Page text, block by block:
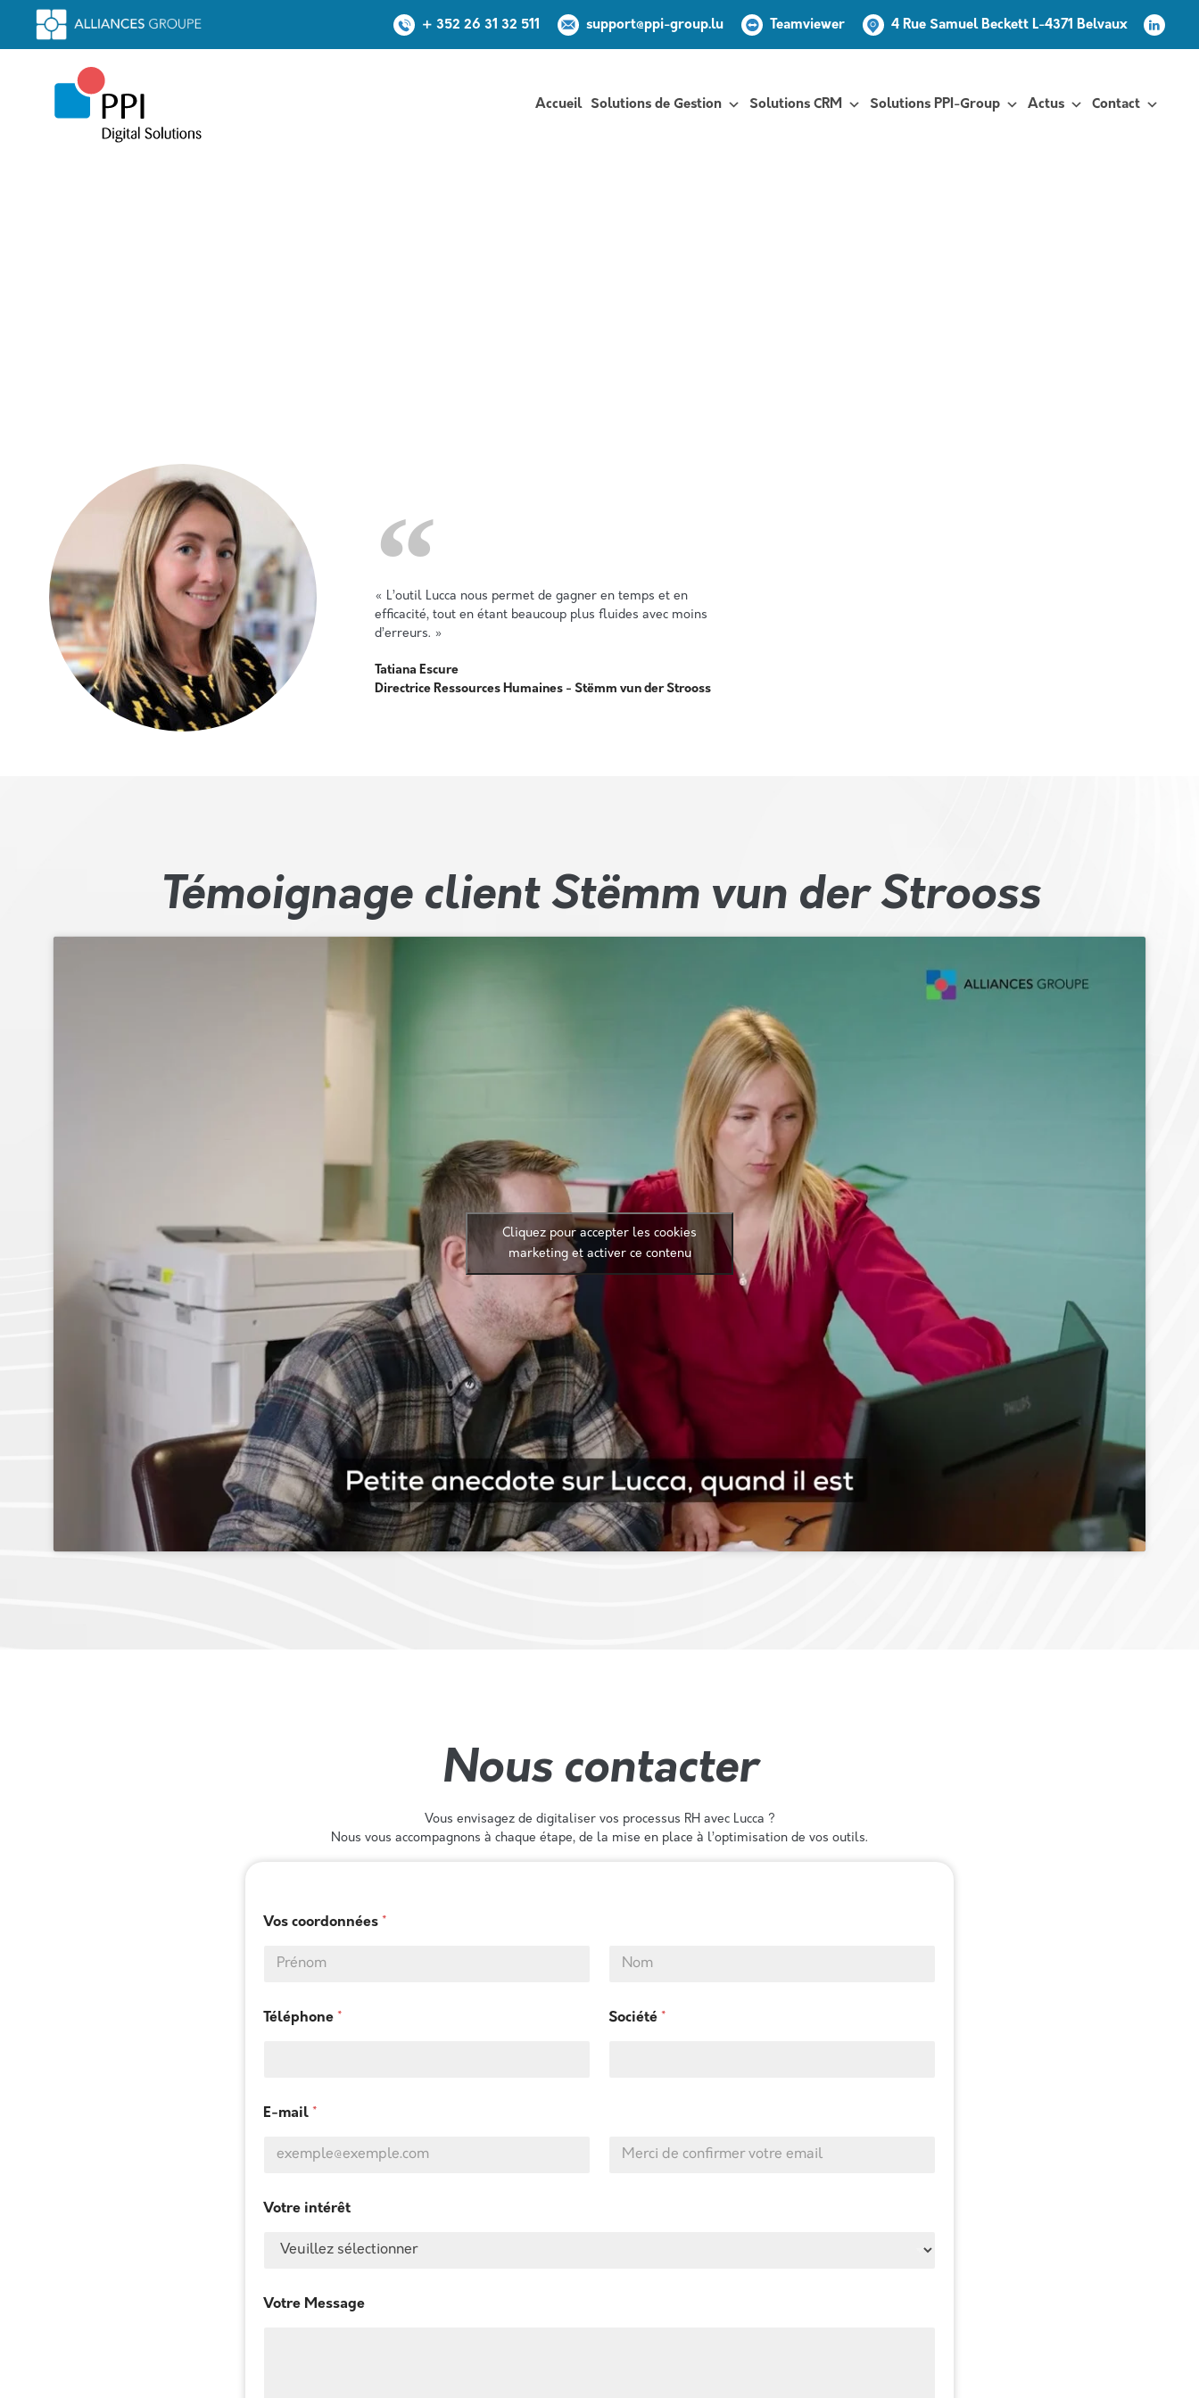
+ 352 26 31 32 511 support@ppi-group.lu Teamviewer 4 Rue Samuel Beckett L-4371 Belvaux
Accueil Solutions de Gestion Solutions CRM Solutions PPI-Group Actus Contact
« L’outil Lucca nous permet de gagner en temps et en
efficacité, tout en étant beaucoup plus fluides avec moins
d’erreurs. »
Tatiana Escure
Directrice Ressources Humaines - Stëmm vun der Strooss
Témoignage client Stëmm vun der Strooss
Cliquez pour accepter les cookies
marketing et activer ce contenu
Nous contacter
Vous envisagez de digitaliser vos processus RH avec Lucca ?
Nous vous accompagnons à chaque étape, de la mise en place à l’optimisation de vos outils.
Vos coordonnées *
Téléphone * Société *
E-mail *
Votre intérêt
Votre Message